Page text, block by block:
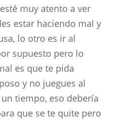
muy atento a ver
estar haciendo mal y
lo otro es ir al
supuesto pero lo
es que te pida
y no juegues al
tiempo, eso debería
que se te quite pero